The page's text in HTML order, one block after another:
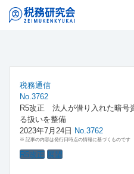
税務通信
No.3762
R5改正 法人が借り入れた暗号
る扱いを整備
2023年7月24日 No.3762
※ 記事の内容は発行日時点の情報に基づくものです
R5改正 展望